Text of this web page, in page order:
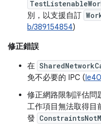
別，以支援自訂
b/389154854)
修正錯誤
在
免不必要的 IPC (
修正網路限制評估問
工作項目無法取得目
發